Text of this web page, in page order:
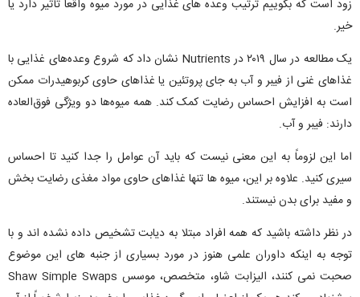
زود است که بگوییم ترتیب وعده های غذایی در مورد میوه واقعاً تأثیر دارد یا
خیر.
یک مطالعه در سال ۲۰۱۹ در Nutrients نشان داد که شروع وعده‌های غذایی با
غذاهای غنی از فیبر و آب به جای پروتئین یا غذاهای حاوی کربوهیدرات ممکن
است به افزایش احساس رضایت کمک کند. همه میوه‌ها دو ویژگی فوق‌العاده
دارند: فیبر و آب.
اما این لزوماً به این معنی نیست که باید آن عوامل را جدا کنید تا احساس
سیری کنید. علاوه بر این، میوه ها تنها غذاهای حاوی مواد مغذی رضایت بخش
و مفید برای بدن نیستند.
در نظر داشته باشید که همه افراد مبتلا به دیابت تشخیص داده نشده اند و با
توجه به اینکه داوران علمی هنوز در مورد بسیاری از جنبه های این موضوع
صحبت نمی کنند، الیزابت شاو، متخصص، موسس Shaw Simple Swaps